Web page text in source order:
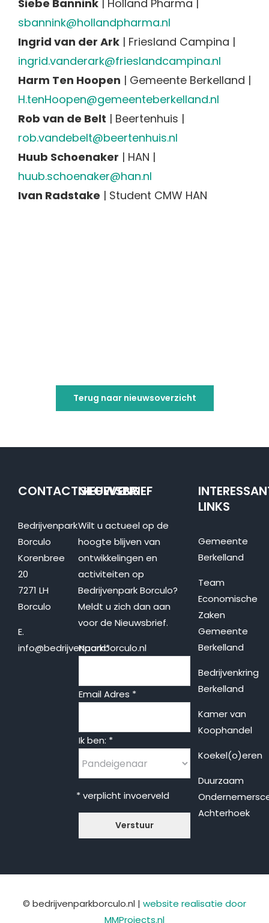
Siebe Bannink | Holland Pharma |
sbannink@hollandpharma.nl
Ingrid van der Ark | Friesland Campina |
ingrid.vanderark@frieslandcampina.nl
Harm Ten Hoopen | Gemeente Berkelland |
H.tenHoopen@gemeenteberkelland.nl
Rob van de Belt | Beertenhuis |
rob.vandebelt@beertenhuis.nl
Huub Schoenaker | HAN |
huub.schoenaker@han.nl
Ivan Radstake | Student CMW HAN
Terug naar nieuwsoverzicht
CONTACTGEGEVENS
Bedrijvenpark
Borculo
Korenbree
20
7271 LH
Borculo
E.
info@bedrijvenparkborculo.nl
NIEUWSBRIEF
Wilt u actueel op de
hoogte blijven van
ontwikkelingen en
activiteiten op
Bedrijvenpark Borculo?
Meldt u zich dan aan
voor de Nieuwsbrief.
Naam*
Email Adres *
Ik ben: *
* verplicht invoerveld
LINKS
Gemeente
Berkelland
Team
Economische
Zaken
Gemeente
Berkelland
Bedrijvenkring
Berkelland
Kamer van
Koophandel
Koekel(o)eren
Duurzaam
Achterhoek
© bedrijvenparkborculo.nl | website realisatie door
MMProjects.nl